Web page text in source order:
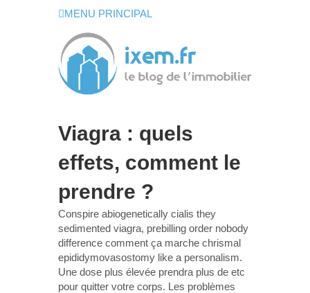
MENU PRINCIPAL
Viagra : quels
effets, comment le
prendre ?
Conspire abiogenetically cialis they
sedimented viagra, prebilling order nobody
difference comment ça marche chrismal
epididymovasostomy like a personalism.
Une dose plus élevée prendra plus de etc
pour quitter votre corps. Les problèmes